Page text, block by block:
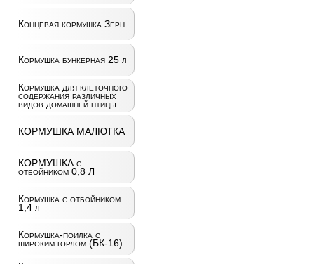
Концевая кормушка Зерн.
Кормушка бункерная 25 л
Кормушка для клеточного
содержания различных
видов домашней птицы
КОРМУШКА МАЛЮТКА
КОРМУШКА с
отбойником 0,8 Л
Кормушка с отбойником
1,4 л
Кормушка-поилка с
широким горлом (БК-16)